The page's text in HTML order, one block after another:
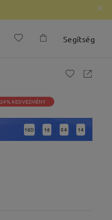
Segítség
24% KEDVEZMÉNY
16D : 16 : 04 : 13